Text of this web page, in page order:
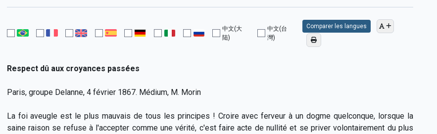
中文(大
陆)
中文(台
灣)
Comparer les langues
Respect dû aux croyances passées
Paris, groupe Delanne, 4 février 1867. Médium, M. Morin
La foi aveugle est le plus mauvais de tous les principes ! Croire avec ferveur à un dogme quelconque, lorsque la
saine raison se refuse à l'accepter comme une vérité, c'est faire acte de nullité et se priver volontairement du plus